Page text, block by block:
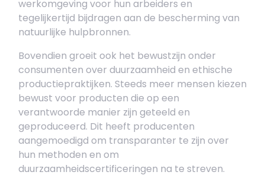
werkomgeving voor hun arbeiders en
tegelijkertijd bijdragen aan de bescherming van
natuurlijke hulpbronnen.
Bovendien groeit ook het bewustzijn onder
consumenten over duurzaamheid en ethische
productiepraktijken. Steeds meer mensen kiezen
bewust voor producten die op een
verantwoorde manier zijn geteeld en
geproduceerd. Dit heeft producenten
aangemoedigd om transparanter te zijn over
hun methoden en om
duurzaamheidscertificeringen na te streven.